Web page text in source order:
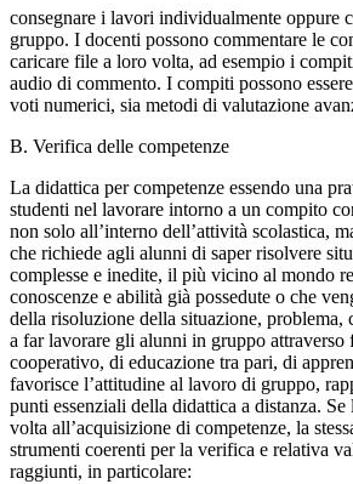
consegnare i lavori individualmente oppure
gruppo. I docenti possono commentare le
caricare file a loro volta, ad esempio i
audio di commento. I compiti possono
voti numerici, sia metodi di valutazione
B. Verifica delle competenze
La didattica per competenze essendo una
studenti nel lavorare intorno a un compito
non solo all’interno dell’attività scolastica,
che richiede agli alunni di saper risolvere
complesse e inedite, il più vicino al mondo
conoscenze e abilità già possedute o che
della risoluzione della situazione, problema,
a far lavorare gli alunni in gruppo attraverso
cooperativo, di educazione tra pari, di
favorisce l’attitudine al lavoro di gruppo,
punti essenziali della didattica a distanza. Se
volta all’acquisizione di competenze, la
strumenti coerenti per la verifica e relativa
raggiunti, in particolare: